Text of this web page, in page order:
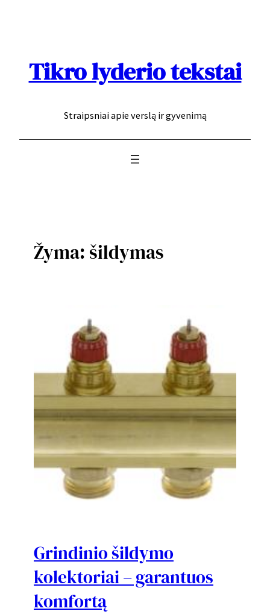
Tikro lyderio tekstai
Straipsniai apie verslą ir gyvenimą
Žyma: šildymas
Grindinio šildymo
kolektoriai – garantuos
komfortą